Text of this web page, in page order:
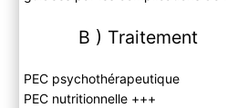
B ) Traitement
PEC psychothérapeutique
PEC nutritionnelle +++